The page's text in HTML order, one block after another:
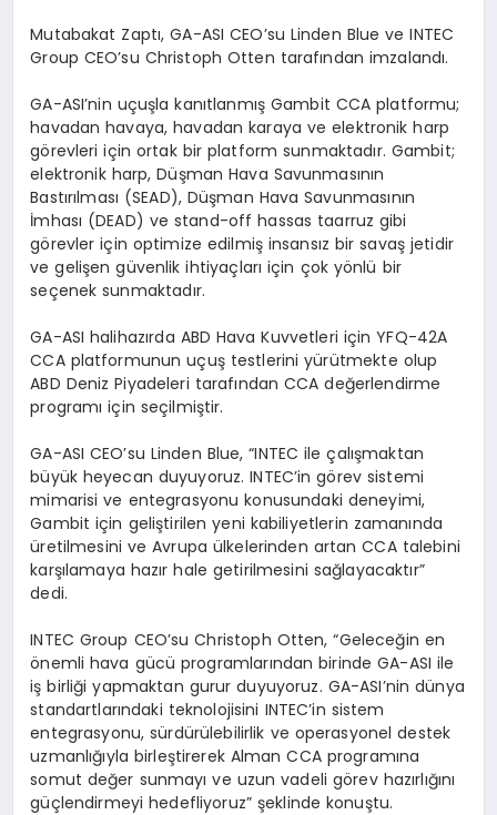
Mutabakat Zaptı, GA-ASI CEO’su Linden Blue ve INTEC
Group CEO’su Christoph Otten tarafından imzalandı.
GA-ASI’nin uçuşla kanıtlanmış Gambit CCA platformu;
havadan havaya, havadan karaya ve elektronik harp
görevleri için ortak bir platform sunmaktadır. Gambit;
elektronik harp, Düşman Hava Savunmasının
Bastırılması (SEAD), Düşman Hava Savunmasının
İmhası (DEAD) ve stand-off hassas taarruz gibi
görevler için optimize edilmiş insansız bir savaş jetidir
ve gelişen güvenlik ihtiyaçları için çok yönlü bir
seçenek sunmaktadır.
GA-ASI halihazırda ABD Hava Kuvvetleri için YFQ-42A
CCA platformunun uçuş testlerini yürütmekte olup
ABD Deniz Piyadeleri tarafından CCA değerlendirme
programı için seçilmiştir.
GA-ASI CEO’su Linden Blue, “INTEC ile çalışmaktan
büyük heyecan duyuyoruz. INTEC’in görev sistemi
mimarisi ve entegrasyonu konusundaki deneyimi,
Gambit için geliştirilen yeni kabiliyetlerin zamanında
üretilmesini ve Avrupa ülkelerinden artan CCA talebini
karşılamaya hazır hale getirilmesini sağlayacaktır”
dedi.
INTEC Group CEO’su Christoph Otten, “Geleceğin en
önemli hava gücü programlarından birinde GA-ASI ile
iş birliği yapmaktan gurur duyuyoruz. GA-ASI’nin dünya
standartlarındaki teknolojisini INTEC’in sistem
entegrasyonu, sürdürülebilirlik ve operasyonel destek
uzmanlığıyla birleştirerek Alman CCA programına
somut değer sunmayı ve uzun vadeli görev hazırlığını
güçlendirmeyi hedefliyoruz” şeklinde konuştu.